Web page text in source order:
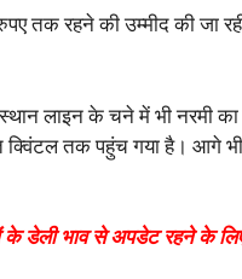
तक रहने की उम्मीद की जा
लाइन के चने में भी नरमी
क्विंटल तक पहुंच गया है। आगे
के डेली भाव से अपडेट रहने के